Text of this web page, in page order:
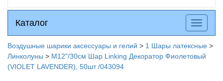
Каталог
Каталог
меню
Воздушные шарики аксессуары и гелий > 1 Шары латексные >
Линколуны > M12"/30см Шар Linking Декоратор Фиолетовый
(VIOLET LAVENDER), 50шт /043094